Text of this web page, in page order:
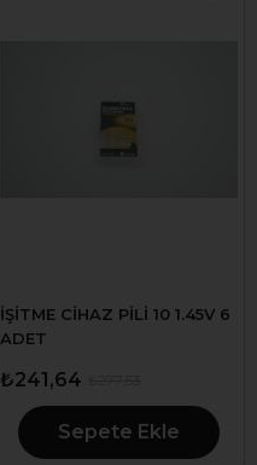
İŞİTME CİHAZ PİLİ 10 1.45V 6
ADET
₺241,64
Sepete Ekle